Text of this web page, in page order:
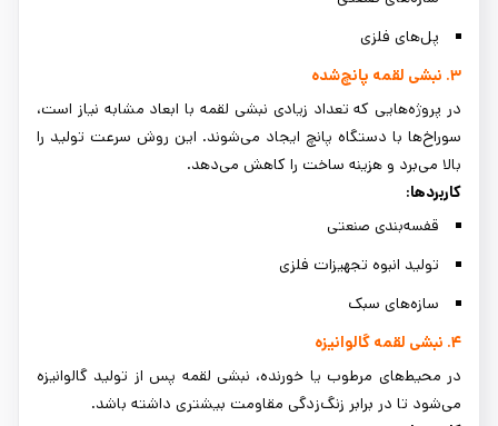
پل‌های فلزی
۳. نبشی لقمه پانچ‌شده
در پروژه‌هایی که تعداد زیادی نبشی لقمه با ابعاد مشابه نیاز است،
سوراخ‌ها با دستگاه پانچ ایجاد می‌شوند. این روش سرعت تولید را
بالا می‌برد و هزینه ساخت را کاهش می‌دهد.
کاربردها:
قفسه‌بندی صنعتی
تولید انبوه تجهیزات فلزی
سازه‌های سبک
۴. نبشی لقمه گالوانیزه
در محیط‌های مرطوب یا خورنده، نبشی لقمه پس از تولید گالوانیزه
می‌شود تا در برابر زنگ‌زدگی مقاومت بیشتری داشته باشد.